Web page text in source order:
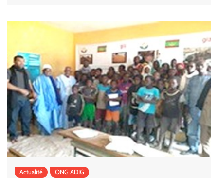
Actualité ONG ADIG